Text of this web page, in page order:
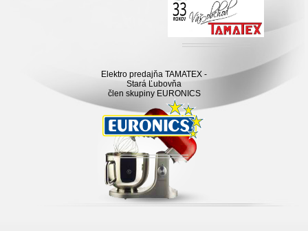
Elektro predajňa TAMATEX -
Stará Ľubovňa
člen skupiny EURONICS